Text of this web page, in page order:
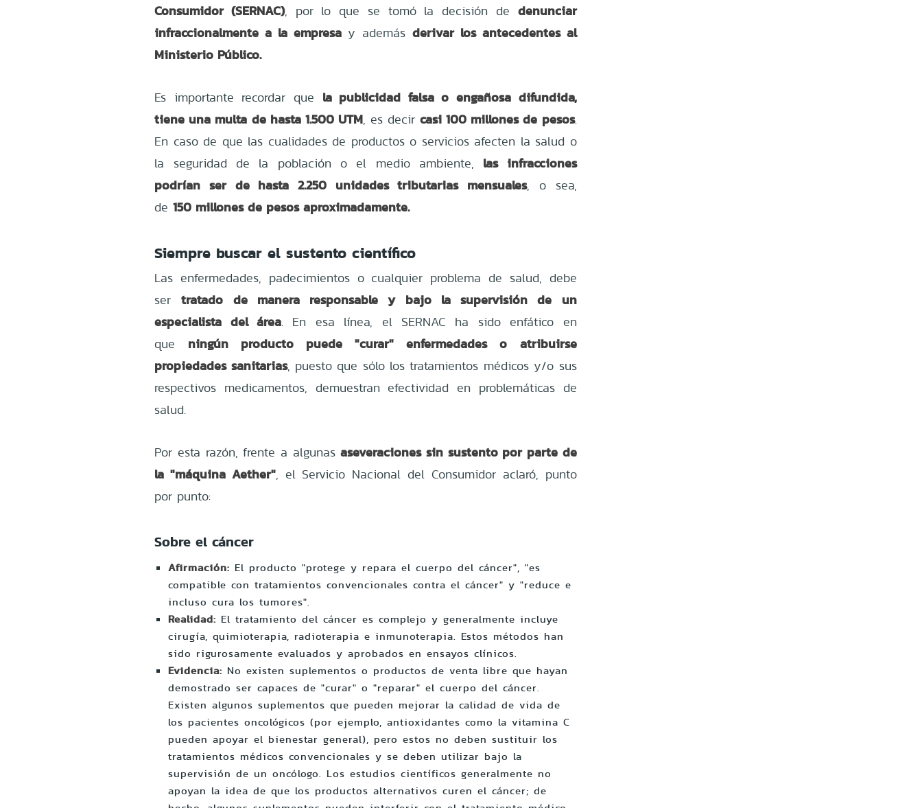
Consumidor (SERNAC), por lo que se tomó la decisión de denunciar
infraccionalmente a la empresa y además derivar los antecedentes al
Ministerio Público.
Es importante recordar que la publicidad falsa o engañosa difundida,
tiene una multa de hasta 1.500 UTM, es decir casi 100 millones de pesos.
En caso de que las cualidades de productos o servicios afecten la salud o
la seguridad de la población o el medio ambiente, las infracciones
podrían ser de hasta 2.250 unidades tributarias mensuales, o sea,
de 150 millones de pesos aproximadamente.
Siempre buscar el sustento científico
Las enfermedades, padecimientos o cualquier problema de salud, debe
ser
tratado de manera responsable y bajo la supervisión de un
especialista del área. En esa línea, el SERNAC ha sido enfático en
que
ningún producto puede "curar" enfermedades o atribuirse
propiedades sanitarias, puesto que sólo los tratamientos médicos y/o sus
respectivos medicamentos, demuestran efectividad en problemáticas de
salud.
Por esta razón, frente a algunas aseveraciones sin sustento por parte de
la "máquina Aether", el Servicio Nacional del Consumidor aclaró, punto
por punto:
Sobre el cáncer
Afirmación: El producto "protege y repara el cuerpo del cáncer", "es
compatible con tratamientos convencionales contra el cáncer" y "reduce e
incluso cura los tumores".
Realidad: El tratamiento del cáncer es complejo y generalmente incluye
cirugía, quimioterapia, radioterapia e inmunoterapia. Estos métodos han
sido rigurosamente evaluados y aprobados en ensayos clínicos.
Evidencia: No existen suplementos o productos de venta libre que hayan
demostrado ser capaces de "curar" o "reparar" el cuerpo del cáncer.
Existen algunos suplementos que pueden mejorar la calidad de vida de
los pacientes oncológicos (por ejemplo, antioxidantes como la vitamina C
pueden apoyar el bienestar general), pero estos no deben sustituir los
tratamientos médicos convencionales y se deben utilizar bajo la
supervisión de un oncólogo. Los estudios científicos generalmente no
apoyan la idea de que los productos alternativos curen el cáncer; de